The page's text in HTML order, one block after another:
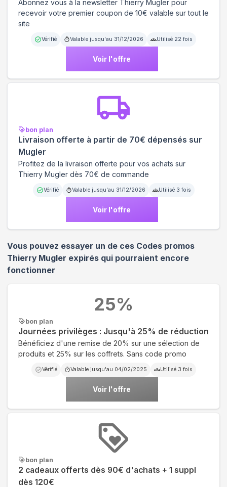
Abonnez vous à la newsletter Thierry Mugler pour
recevoir votre premier coupon de 10€ valable sur tout le
site
Vérifié Valable jusqu'au 31/12/2026 Utilisé 22 fois
Voir l'offre
bon plan
Livraison offerte à partir de 70€ dépensés sur
Mugler
Profitez de la livraison offerte pour vos achats sur
Thierry Mugler dès 70€ de commande
Vérifié Valable jusqu'au 31/12/2026 Utilisé 3 fois
Voir l'offre
Vous pouvez essayer un de ces Codes promos
Thierry Mugler expirés qui pourraient encore
fonctionner
bon plan
Journées privilèges : Jusqu'à 25% de réduction
Bénéficiez d'une remise de 20% sur une sélection de
produits et 25% sur les coffrets. Sans code promo
Vérifié Valable jusqu'au 04/02/2025 Utilisé 3 fois
Voir l'offre
25%
bon plan
2 cadeaux offerts dès 90€ d'achats + 1 suppl
dès 120€